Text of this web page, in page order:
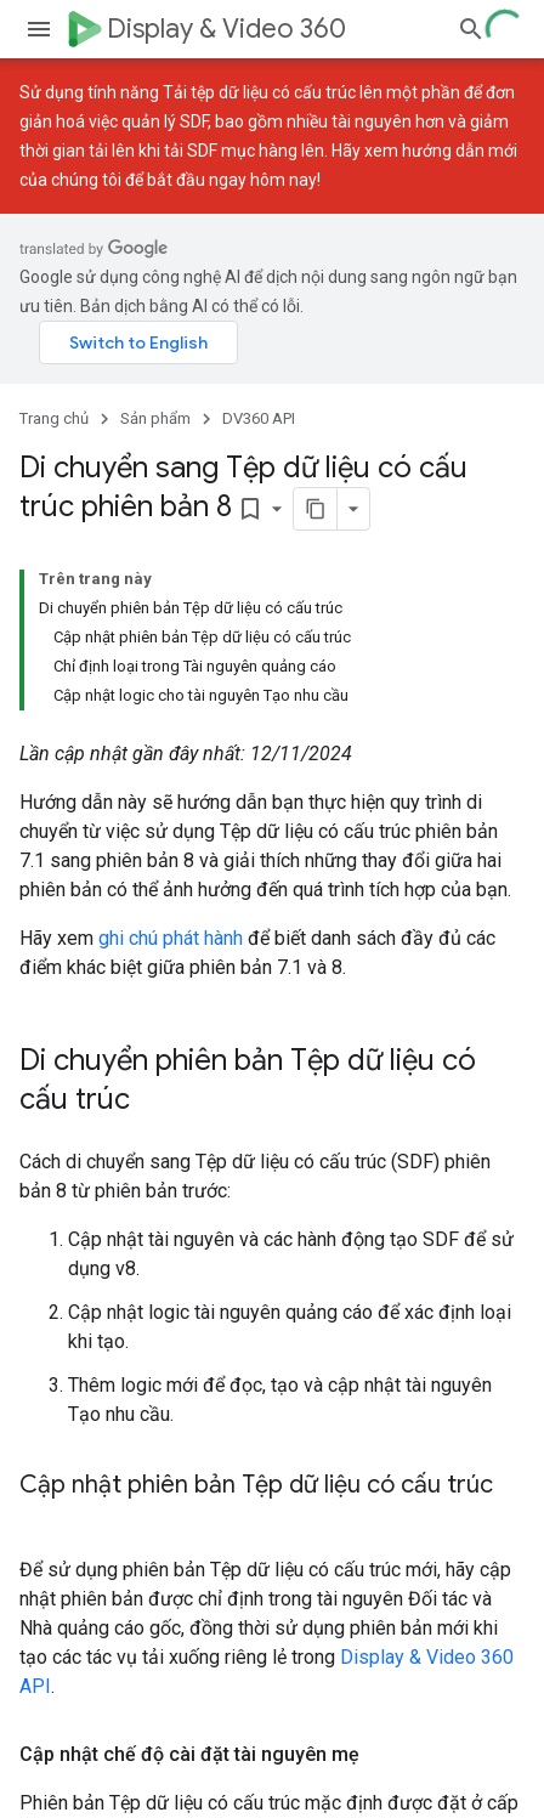
Display & Video 360
Sử dụng tính năng Tải tệp dữ liệu có cấu trúc lên một phần để đơn
giản hoá việc quản lý SDF, bao gồm nhiều tài nguyên hơn và giảm
thời gian tải lên khi tải SDF mục hàng lên. Hãy xem hướng dẫn mới
của chúng tôi để bắt đầu ngay hôm nay!
Google sử dụng công nghệ AI để dịch nội dung sang ngôn ngữ bạn
ưu tiên. Bản dịch bằng AI có thể có lỗi.
Trang chủ Sản phẩm DV360 API
Di chuyển sang Tệp dữ liệu có cấu
trúc phiên bản 8 bookmark_border
Trên trang này
Di chuyển phiên bản Tệp dữ liệu có cấu trúc
Cập nhật phiên bản Tệp dữ liệu có cấu trúc
Chỉ định loại trong Tài nguyên quảng cáo
Cập nhật logic cho tài nguyên Tạo nhu cầu
Lần cập nhật gần đây nhất: 12/11/2024
Hướng dẫn này sẽ hướng dẫn bạn thực hiện quy trình di
chuyển từ việc sử dụng Tệp dữ liệu có cấu trúc phiên bản
7.1 sang phiên bản 8 và giải thích những thay đổi giữa hai
phiên bản có thể ảnh hưởng đến quá trình tích hợp của bạn.
Hãy xem ghi chú phát hành để biết danh sách đầy đủ các
điểm khác biệt giữa phiên bản 7.1 và 8.
Di chuyển phiên bản Tệp dữ liệu có
cấu trúc
Cách di chuyển sang Tệp dữ liệu có cấu trúc (SDF) phiên
bản 8 từ phiên bản trước:
Cập nhật tài nguyên và các hành động tạo SDF để sử
dụng v8.
Cập nhật logic tài nguyên quảng cáo để xác định loại
khi tạo.
Thêm logic mới để đọc, tạo và cập nhật tài nguyên
Tạo nhu cầu.
Cập nhật phiên bản Tệp dữ liệu có cấu trúc
Để sử dụng phiên bản Tệp dữ liệu có cấu trúc mới, hãy cập
nhật phiên bản được chỉ định trong tài nguyên Đối tác và
Nhà quảng cáo gốc, đồng thời sử dụng phiên bản mới khi
tạo các tác vụ tải xuống riêng lẻ trong Display & Video 360
API.
Cập nhật chế độ cài đặt tài nguyên mẹ
Phiên bản Tệp dữ liệu có cấu trúc mặc định được đặt ở cấp